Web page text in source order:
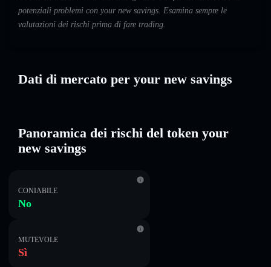
potenziali problemi con your new savings. Esamina sempre le
valutazioni dei rischi prima di fare trading.
Dati di mercato per your new savings
Panoramica dei rischi del token your
new savings
CONIABILE
No
MUTEVOLE
Sì